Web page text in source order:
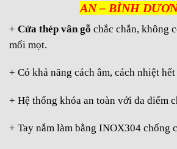
AN – BÌNH
+ Cửa thép vân gỗ chắc chắn, không
mối mọt.
+ Có khả năng cách âm, cách nhiệt
+ Hệ thống khóa an toàn với đa điểm
+ Tay nắm làm bằng INOX304 chống